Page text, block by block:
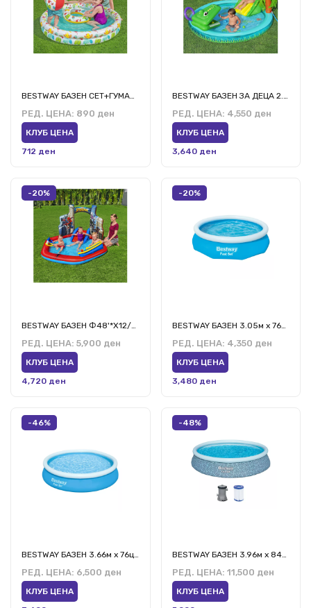
BESTWAY БАЗЕН СЕТ+ГУМА+ТОПКА 1.22М/20СМ
РЕД. ЦЕНА: 890 ден
КЛУБ ЦЕНА
712 ден
BESTWAY БАЗЕН ЗА ДЕЦА 2.24М/1.81М/72СМ
РЕД. ЦЕНА: 4,550 ден
КЛУБ ЦЕНА
3,640 ден
-20%
РЕД. ЦЕНА: 5,900 ден
КЛУБ ЦЕНА
4,720 ден
-20%
BESTWAY БАЗЕН 3.05м х 76цм
РЕД. ЦЕНА: 4,350 ден
КЛУБ ЦЕНА
3,480 ден
-46%
BESTWAY БАЗЕН 3.66м x 76цм
РЕД. ЦЕНА: 6,500 ден
КЛУБ ЦЕНА
-48%
BESTWAY БАЗЕН 3.96м x 84цм СО ФИЛТЕР ПУМПА
РЕД. ЦЕНА: 11,500 ден
КЛУБ ЦЕНА